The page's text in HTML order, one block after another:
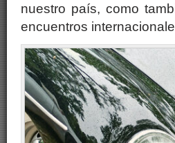
nuestro país, como
encuentros